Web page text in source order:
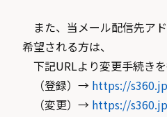
また、当メール配信先ア
希望される方は、
下記URLより変更手続きを
（登録）→ https://
（変更）→ https://